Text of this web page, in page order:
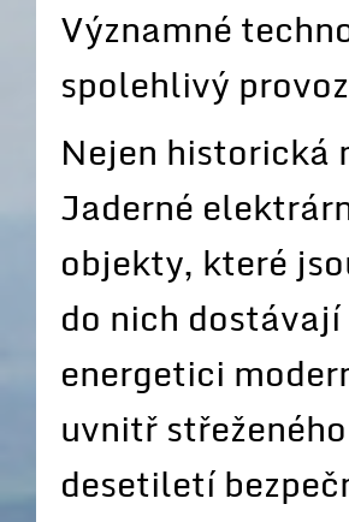
Významné
spolehlivý
Nejen historická
Jaderné
objekty, které
do nich
energetici
uvnitř
desetiletí